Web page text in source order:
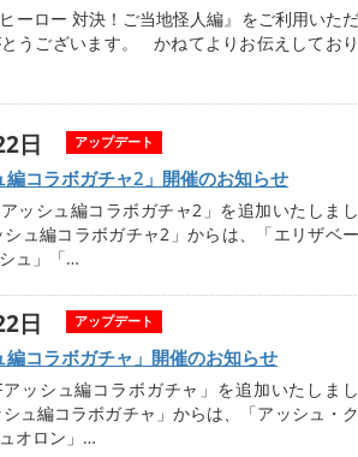
ーロー 対決！ご当地怪人編』をご利用いただ
うございます。 かねてよりお伝えしており
日 アップデート
編コラボガチャ2」開催のお知らせ
ッシュ編コラボガチャ2」を追加いたしまし
シュ編コラボガチャ2」からは、「エリザベー
ュ」「…
日 アップデート
編コラボガチャ」開催のお知らせ
ッシュ編コラボガチャ」を追加いたしまし
ュ編コラボガチャ」からは、「アッシュ・ク
オロン」…